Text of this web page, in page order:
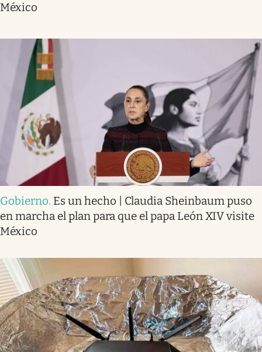
México
Gobierno. Es un hecho | Claudia Sheinbaum puso
en marcha el plan para que el papa León XIV visite
México